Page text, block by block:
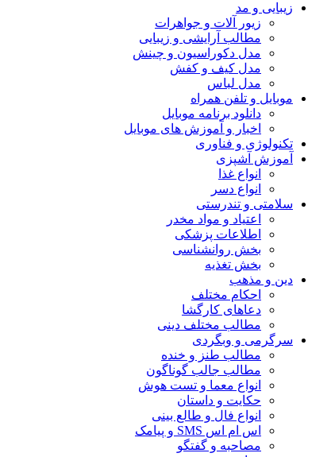
زیبایی و مد
زیور آلات و جواهرات
مطالب آرایشی و زیبایی
مدل دکوراسیون و چینش
مدل کیف و کفش
مدل لباس
موبایل و تلفن همراه
دانلود برنامه موبایل
اخبار و آموزش های موبایل
تکنولوژی و فناوری
آموزش آشپزی
انواع غذا
انواع دسر
سلامتی و تندرستی
اعتیاد و مواد مخدر
اطلاعات پزشکی
بخش روانشناسی
بخش تغذیه
دین و مذهب
احکام مختلف
دعاهای کارگشا
مطالب مختلف دینی
سرگرمی و وبگردی
مطالب طنز و خنده
مطالب جالب گوناگون
انواع معما و تست هوش
حکایت و داستان
انواع فال و طالع بینی
اس ام اس SMS و پیامک
مصاحبه و گفتگو